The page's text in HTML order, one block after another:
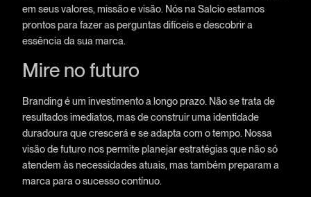
em seus valores, missão e visão. Nós na Salcio estamos
prontos para fazer as perguntas difíceis e descobrir a
essência da sua marca.
Mire no futuro
Branding é um investimento a longo prazo. Não se trata de
resultados imediatos, mas de construir uma identidade
duradoura que crescerá e se adapta com o tempo. Nossa
visão de futuro nos permite planejar estratégias que não só
atendem às necessidades atuais, mas também preparam a
marca para o sucesso contínuo.